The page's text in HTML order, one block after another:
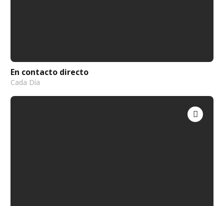
En contacto directo
Cada Día